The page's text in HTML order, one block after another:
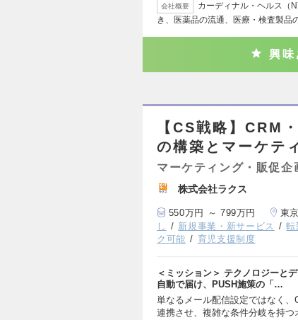
会社概要
カーディナル・ヘルス（
き、医薬品の流通、医療・検査製品
興味
【CS戦略】CRM
の構築とマーケテ
マーケティング・販促企
株式会社ラクス
550万円 ～ 799万円 東
し
新規事業・新サービス 転
ク可能
育児支援制度
＜ミッション＞ テクノロジーと
自動で届け、PUSH施策の「…
単なるメール配信設定ではなく
連携させ、複雑な条件分岐を持つ